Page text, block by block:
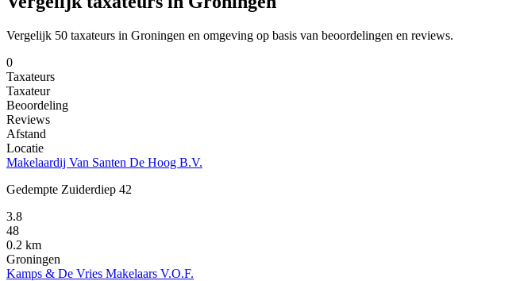
Vergelijk 50 taxateurs in Groningen en omgeving op basis van beoordelingen en reviews.
0
Taxateurs
Taxateur
Beoordeling
Reviews
Afstand
Locatie
Makelaardij Van Santen De Hoog B.V.
Gedempte Zuiderdiep 42
3.8
48
0.2 km
Groningen
Kamps & De Vries Makelaars V.O.F.